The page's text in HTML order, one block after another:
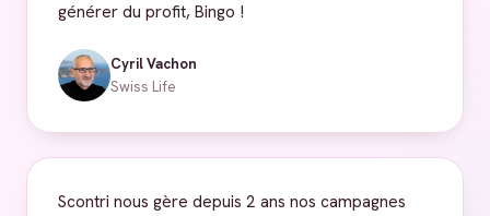
générer du profit, Bingo !
Cyril Vachon
Swiss Life
Scontri nous gère depuis 2 ans nos campagnes